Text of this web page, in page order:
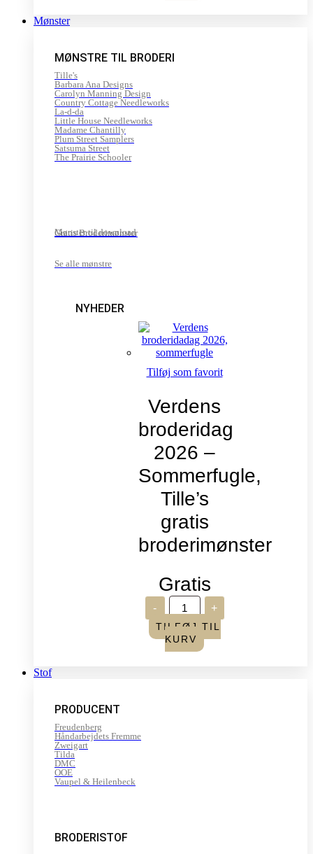
Mønster
MØNSTRE TIL BRODERI
Tille's
Barbara Ana Designs
Carolyn Manning Design
Country Cottage Needleworks
La-d-da
Little House Needleworks
Madame Chantilly
Plum Street Samplers
Satsuma Street
The Prairie Schooler
Mønster til download
Gratis Broderimønster
Se alle mønstre
NYHEDER
Tilføj som favorit
Verdens
broderidag
2026 –
Sommerfugle,
Tille’s
gratis
broderimønster
Gratis
-
Verdens
broderidag
2026
-
Sommerfugle,
+
TILFØJ TIL
KURV
Stof
PRODUCENT
Freudenberg
Håndarbejdets Fremme
Zweigart
Tilda
DMC
OOE
Vaupel & Heilenbeck
BRODERISTOF